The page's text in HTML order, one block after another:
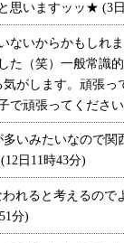
思いますッッ★ (3
いからかもしれま
た（笑）一般常識
がします。頑張っ
頑張ってくださ
いみたいなので関
日11時43分)
れると考えるので
分)